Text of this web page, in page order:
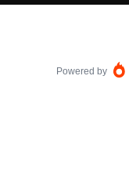
Powered by